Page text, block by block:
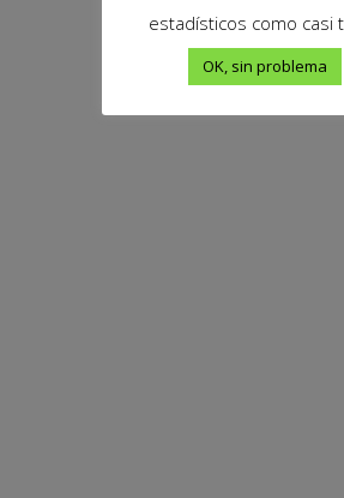
estadísticos como casi
OK, sin problema